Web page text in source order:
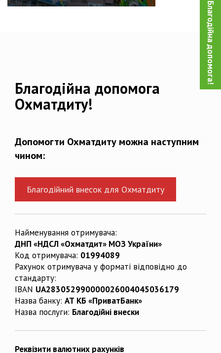
Благодійна допомога!
Благодійна допомога
Охматдиту!
Допомогти Охматдиту можна наступним
чином:
Благодійний внесок для Охматдиту
Найменування отримувача:
ДНП «НДСЛ «Охматдит» МОЗ України»
Код отримувача: 01994089
Рахунок отримувача у форматі відповідно до
стандарту:
IBAN UA283052990000026004045036179
Назва банку: АТ КБ «ПриватБанк»
Назва послуги: Благодійні внески
Реквізити валютних рахунків